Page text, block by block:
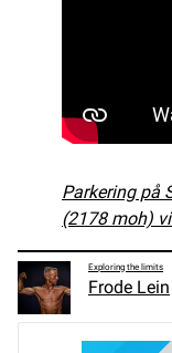
Parkering på
(2178 moh)
Exploring the limits
Frode Lein